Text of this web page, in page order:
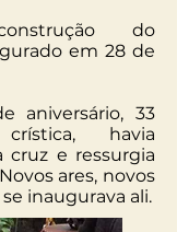
do
em 28 de
aniversário, 33
havia
cruz e ressurgia
ares, novos
inaugurava ali.